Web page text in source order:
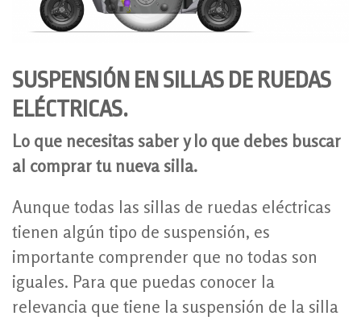
SUSPENSIÓN EN SILLAS DE RUEDAS
ELÉCTRICAS.
Lo que necesitas saber y lo que debes buscar
al comprar tu nueva silla.
Aunque todas las sillas de ruedas eléctricas
tienen algún tipo de suspensión, es
importante comprender que no todas son
iguales. Para que puedas conocer la
relevancia que tiene la suspensión de la silla